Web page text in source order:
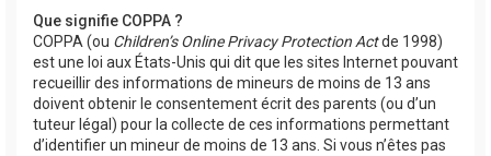
Que signifie COPPA ?
COPPA (ou Children’s Online Privacy Protection Actde 1998)
est une loi aux États-Unis qui dit que les sites Internet pouvant
recueillir des informations de mineurs de moins de 13 ans
doivent obtenir le consentement écrit des parents (ou d’un
tuteur légal) pour la collecte de ces informations permettant
d’identifier un mineur de moins de 13 ans. Si vous n’êtes pas